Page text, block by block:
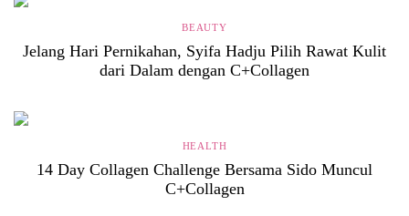
BEAUTY
Jelang Hari Pernikahan, Syifa Hadju Pilih Rawat Kulit
dari Dalam dengan C+Collagen
HEALTH
14 Day Collagen Challenge Bersama Sido Muncul
C+Collagen